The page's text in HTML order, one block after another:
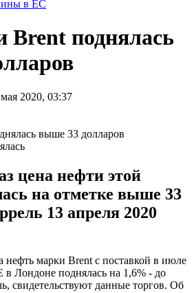
в ЕС
Brent поднялась
2020, 03:37
цена нефти этой
на отметке выше 33
13 апреля 2020
нефть марки Brent с поставкой в июле
в Лондоне поднялась на 1,6% - до
свидетельствуют данные торгов. Об